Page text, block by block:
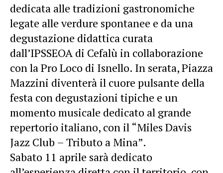
dedicata alle tradizioni gastronomiche
legate alle verdure spontanee e da una
degustazione didattica curata
dall’IPSSEOA di Cefalù in collaborazione
con la Pro Loco di Isnello. In serata, Piazza
Mazzini diventerà il cuore pulsante della
festa con degustazioni tipiche e un
momento musicale dedicato al grande
repertorio italiano, con il “Miles Davis
Jazz Club – Tributo a Mina”.
Sabato 11 aprile sarà dedicato